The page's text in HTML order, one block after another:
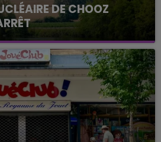
DE CHOOZ
que la centrale
est à l'arrêt. Une situation
intense qui est toujours